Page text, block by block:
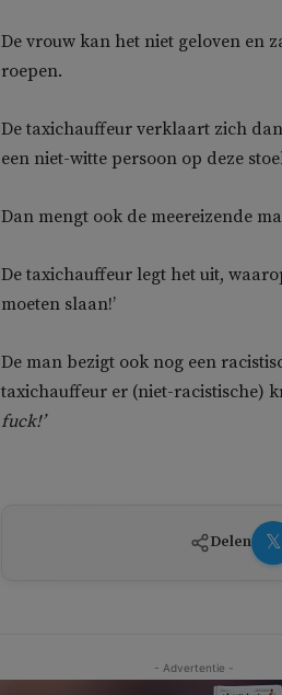
De vrouw kan het niet geloven en
roepen.
De taxichauffeur verklaart zich
een niet-witte persoon op deze
Dan mengt ook de meereizende
De taxichauffeur legt het uit,
moeten slaan!’
De man bezigt ook nog een
taxichauffeur er (niet-racistische)
fuck!’
Delen 𝕏
- Advertentie -